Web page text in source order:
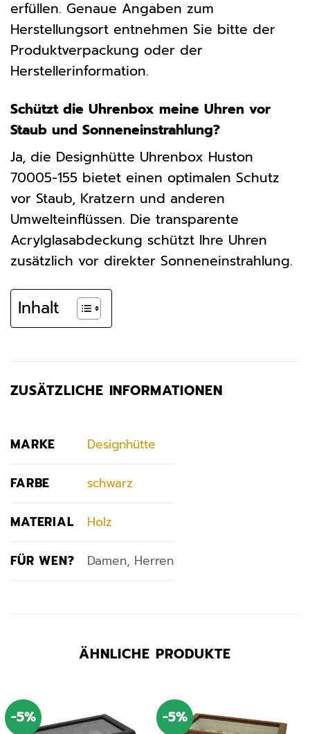
erfüllen. Genaue Angaben zum
Herstellungsort entnehmen Sie bitte der
Produktverpackung oder der
Herstellerinformation.
Schützt die Uhrenbox meine Uhren vor
Staub und Sonneneinstrahlung?
Ja, die Designhütte Uhrenbox Huston
70005-155 bietet einen optimalen Schutz
vor Staub, Kratzern und anderen
Umwelteinflüssen. Die transparente
Acrylglasabdeckung schützt Ihre Uhren
zusätzlich vor direkter Sonneneinstrahlung.
Inhalt
ZUSÄTZLICHE INFORMATIONEN
MARKE Designhütte
FARBE schwarz
MATERIAL Holz
FÜR WEN? Damen, Herren
ÄHNLICHE PRODUKTE
-5% -5%